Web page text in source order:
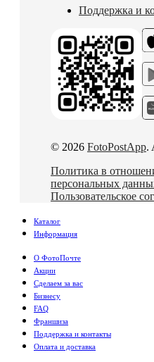
Поддержка и
© 2026 FotoPostApp.
Политика в
персональных
Пользовательское
Каталог
Информация
О ФотоПочте
Акции
Сделаем за вас
Бизнесу
FAQ
Франшиза
Поддержка и контакты
Оплата и доставка